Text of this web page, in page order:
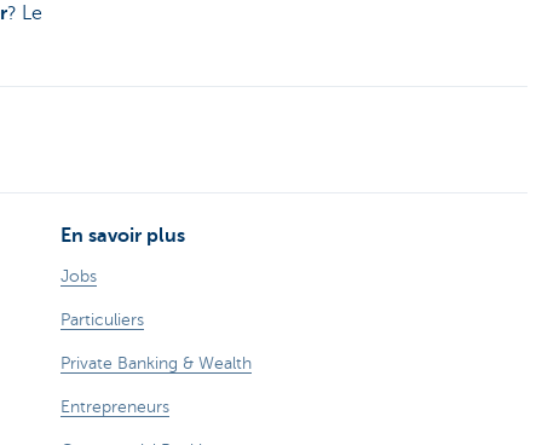
? Le
En savoir plus
Jobs
Particuliers
Private Banking & Wealth
Entrepreneurs